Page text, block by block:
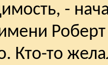
-
Роберт
Кто-то